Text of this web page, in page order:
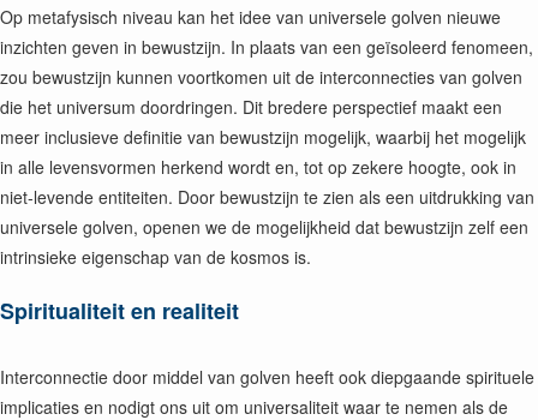
Op metafysisch niveau kan het idee van universele golven nieuwe
inzichten geven in bewustzijn. In plaats van een geïsoleerd fenomeen,
zou bewustzijn kunnen voortkomen uit de interconnecties van golven
die het universum doordringen. Dit bredere perspectief maakt een
meer inclusieve definitie van bewustzijn mogelijk, waarbij het mogelijk
in alle levensvormen herkend wordt en, tot op zekere hoogte, ook in
niet-levende entiteiten. Door bewustzijn te zien als een uitdrukking van
universele golven, openen we de mogelijkheid dat bewustzijn zelf een
intrinsieke eigenschap van de kosmos is.
Spiritualiteit en realiteit
Interconnectie door middel van golven heeft ook diepgaande spirituele
implicaties en nodigt ons uit om universaliteit waar te nemen als de